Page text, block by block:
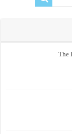
The